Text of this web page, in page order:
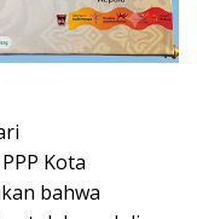
Kota
bahwa